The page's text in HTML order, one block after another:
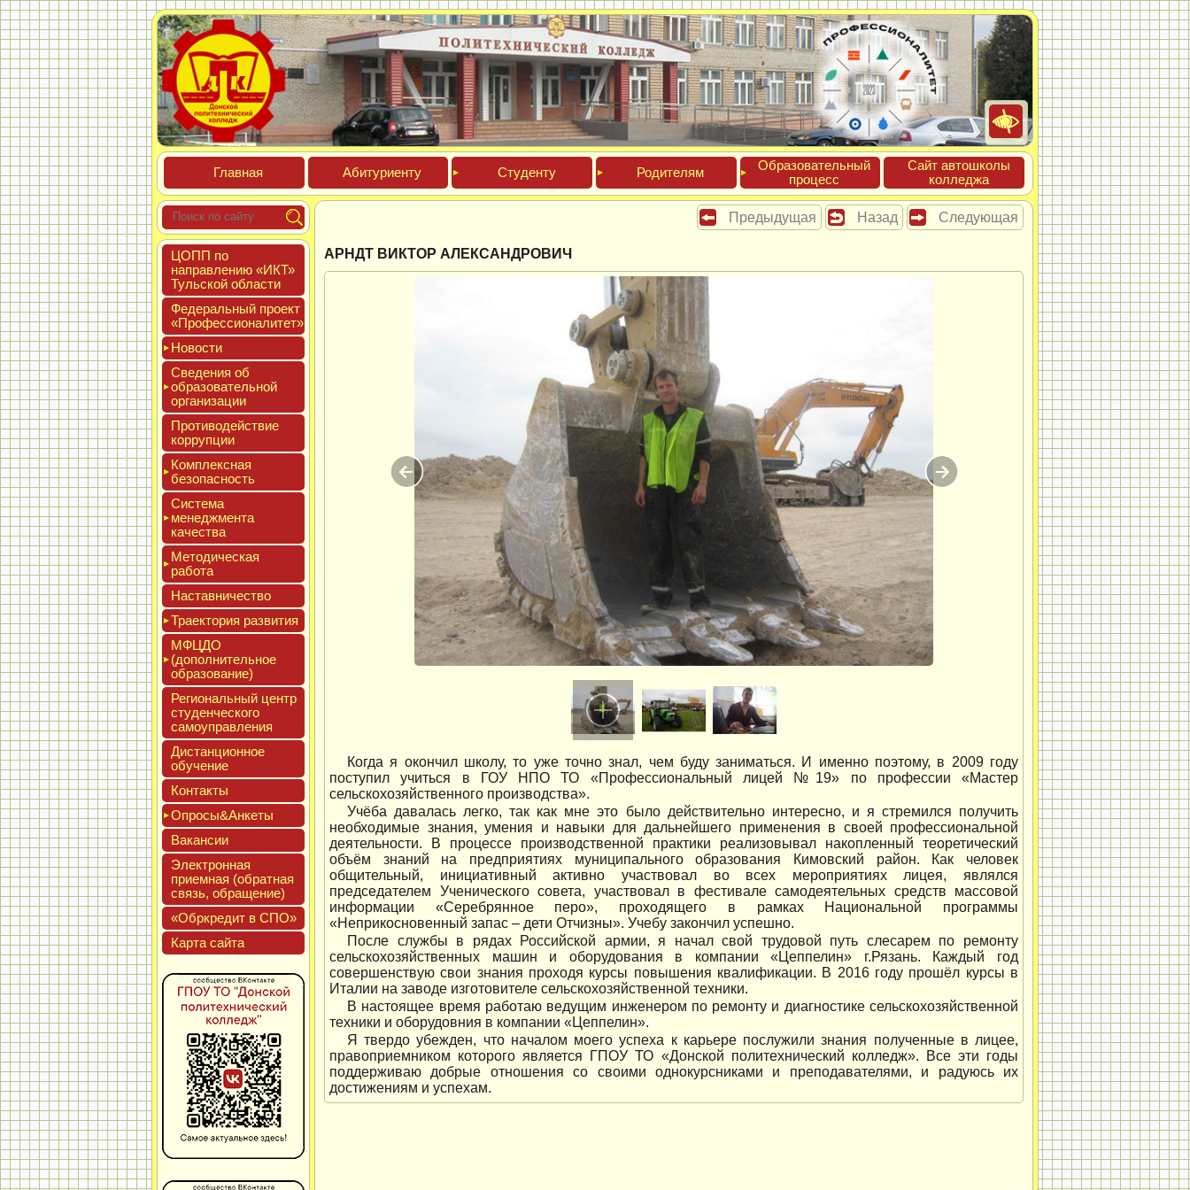
Глав­ная Аби­тури­ен­ту Сту­ден­ту Роди­телям
Обра­зова­тель­ный
про­цесс
Сайт ав­тошко­лы
кол­леджа
ЦОПП по
нап­равле­нию «ИКТ»
Туль­ской об­ласти
Феде­раль­ный про­ект
«Про­фес­си­она­литет»
Новос­ти
Све­дения об
об­ра­зова­тель­ной
ор­га­низа­ции
Про­тиво­дей­ствие
кор­рупции
Ком­плексная
бе­зопас­ность
Сис­те­ма
ме­нед­жмен­та
ка­чес­тва
Мето­дичес­кая
ра­бота
Нас­тавни­чес­тво
Тра­ек­то­рия раз­ви­тия
МФЦДО
(до­пол­ни­тель­ное
об­ра­зова­ние)
Реги­ональ­ный центр
сту­ден­ческо­го
са­мо­уп­равле­ния
Дис­танци­он­ное
обу­чение
Кон­такты
Опро­сы&Анке­ты
Вакан­сии
Элек­трон­ная
при­ем­ная (об­ратная
связь, об­ра­щение)
«Обркре­дит в СПО»
Кар­та сай­та
Предыдущая Назад Следующая
АРНДТ ВИКТОР АЛЕКСАНДРОВИЧ
Когда я окончил школу, то уже точно знал, чем буду заниматься. И именно поэтому, в 2009 году
поступил учиться в ГОУ НПО ТО «Профессиональный лицей №19» по профессии «Мастер
сельскохозяйственного производства».
Учёба давалась легко, так как мне это было действительно интересно, и я стремился получить
необходимые знания, умения и навыки для дальнейшего применения в своей профессиональной
деятельности. В процессе производственной практики реализовывал накопленный теоретический
объём знаний на предприятиях муниципального образования Кимовский район. Как человек
общительный, инициативный активно участвовал во всех мероприятиях лицея, являлся
председателем Ученического совета, участвовал в фестивале самодеятельных средств массовой
информации «Серебрянное перо», проходящего в рамках Национальной программы
«Неприкосновенный запас – дети Отчизны». Учебу закончил успешно.
После службы в рядах Российской армии, я начал свой трудовой путь слесарем по ремонту
сельскохозяйственных машин и оборудования в компании «Цеппелин» г.Рязань. Каждый год
совершенствую свои знания проходя курсы повышения квалификации. В 2016 году прошёл курсы в
Италии на заводе изготовителе сельскохозяйственной техники.
В настоящее время работаю ведущим инженером по ремонту и диагностике сельскохозяйственной
техники и оборудовния в компании «Цеппелин».
Я твердо убежден, что началом моего успеха к карьере послужили знания полученные в лицее,
правоприемником которого является ГПОУ ТО «Донской политехнический колледж». Все эти годы
поддерживаю добрые отношения со своими однокурсниками и преподавателями, и радуюсь их
достижениям и успехам.